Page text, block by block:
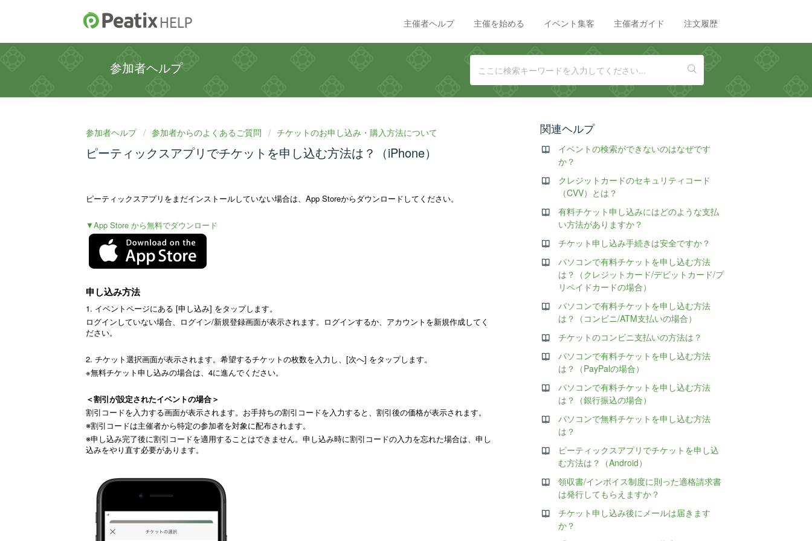
主催者ヘルプ 主催を始める イベント集客 主催者ガイド 注文履歴
参加者ヘルプ
参加者ヘルプ 参加者からのよくあるご質問 チケットのお申し込み・購入方法について
ピーティックスアプリでチケットを申し込む方法は？（iPhone）
ピーティックスアプリをまだインストールしていない場合は、App Storeからダウンロードしてください。
▼App Store から無料でダウンロード
申し込み方法
1. イベントページにある [申し込み] をタップします。
ログインしていない場合、ログイン/新規登録画面が表示されます。ログインするか、アカウントを新規作成してく
ださい。
2. チケット選択画面が表示されます。希望するチケットの枚数を入力し、[次へ] をタップします。
※無料チケット申し込みの場合は、4に進んでください。
＜割引が設定されたイベントの場合＞
割引コードを入力する画面が表示されます。お手持ちの割引コードを入力すると、割引後の価格が表示されます。
※割引コードは主催者から特定の参加者を対象に配布されます。
※申し込み完了後に割引コードを適用することはできません。申し込み時に割引コードの入力を忘れた場合は、申し
込みをやり直す必要があります。
関連ヘルプ
イベントの検索ができないのはなぜです
か？
クレジットカードのセキュリティコード
（CVV）とは？
有料チケット申し込みにはどのような支払
い方法がありますか？
チケット申し込み手続きは安全ですか？
パソコンで有料チケットを申し込む方法
は？（クレジットカード/デビットカード/プ
リペイドカードの場合）
パソコンで有料チケットを申し込む方法
は？（コンビニ/ATM支払いの場合）
チケットのコンビニ支払いの方法は？
パソコンで有料チケットを申し込む方法
は？（PayPalの場合）
パソコンで有料チケットを申し込む方法
は？（銀行振込の場合）
パソコンで無料チケットを申し込む方法
は？
ピーティックスアプリでチケットを申し込
む方法は？（Android）
領収書/インボイス制度に則った適格請求書
は発行してもらえますか？
チケット申し込み後にメールは届きます
か？